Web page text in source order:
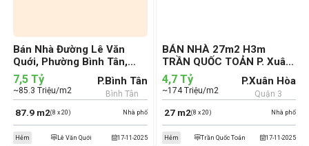
Bán Nhà Đường Lê Văn
Quới, Phường Bình Tân,
Quận Bình Tân (cũ)
Nhà phố
87.9 m2(8 x 20)
7,5 Tỷ
~85.3 Triệu/m2
P.Bình Tân
Bình Tân
17-11-2025
Hẻm Lê Văn Quới
BÁN NHÀ 27m2 H3m
TRẦN QUỐC TOẢN P. Xuân
Hòa chỉ 4.7 tỷ. Bank định
giá 4.3 tỷ
Nhà phố
27 m2(8 x 20)
4,7 Tỷ
~174 Triệu/m2
P.Xuân Hòa
Quận 3
17-11-2025
Hẻm Trần Quốc Toản